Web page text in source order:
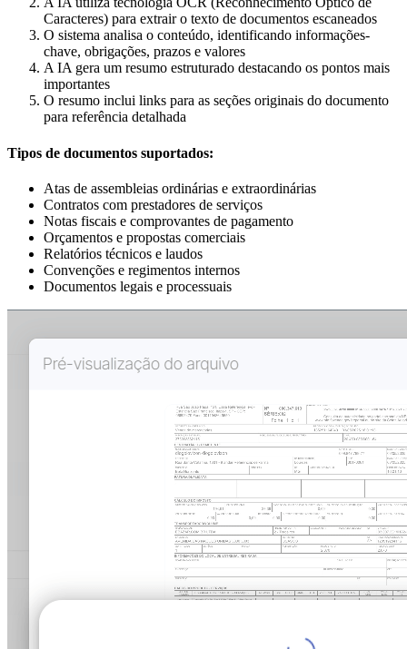
Caracteres) para extrair o texto de documentos escaneados
O sistema analisa o conteúdo, identificando informações-
chave, obrigações, prazos e valores
A IA gera um resumo estruturado destacando os pontos mais
importantes
O resumo inclui links para as seções originais do documento
para referência detalhada
Tipos de documentos suportados:
Atas de assembleias ordinárias e extraordinárias
Contratos com prestadores de serviços
Notas fiscais e comprovantes de pagamento
Orçamentos e propostas comerciais
Relatórios técnicos e laudos
Convenções e regimentos internos
Documentos legais e processuais